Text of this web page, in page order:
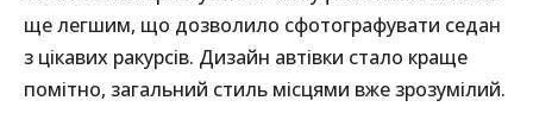
ще легшим, що дозволило сфотографувати седан
з цікавих ракурсів. Дизайн автівки стало краще
помітно, загальний стиль місцями вже зрозумілий.